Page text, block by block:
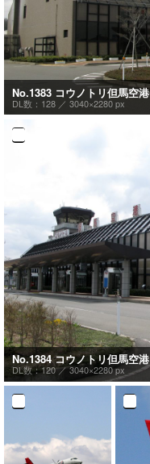
No.1383 コウノトリ但馬空港
DL数：128 ／ 3040×2280 px
No.1384 コウノトリ但馬空港
DL数：120 ／3040×2280 px